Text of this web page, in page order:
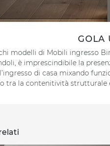
GOLA
modelli di Mobili ingresso
è imprescindibile la
di casa mixando
tra la contenitività strutturale